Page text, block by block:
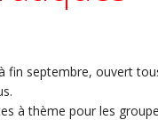
fin septembre, ouvert
à thème pour les